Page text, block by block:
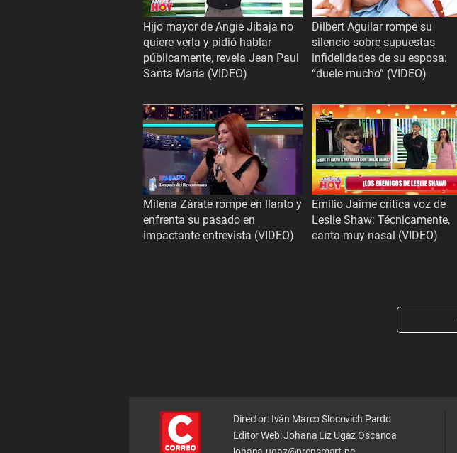
Hijo mayor de Angie Jibaja no
quiere verla y pidió hablar
públicamente, revela Jean Paul
Santa María (VIDEO)
Dilbert Aguilar rompe su
silencio sobre supuestas
infidelidades de su esposa:
“duele mucho” (VIDEO)
Milena Zárate rompe en llanto y
enfrenta su pasado en
impactante entrevista (VIDEO)
Emilio Jaime critica voz de
Leslie Shaw: Técnicamente,
canta muy nasal (VIDEO)
Director: Iván Marco Slocovich Pardo
Editor Web: Johana Liz Ugaz Oscanoa